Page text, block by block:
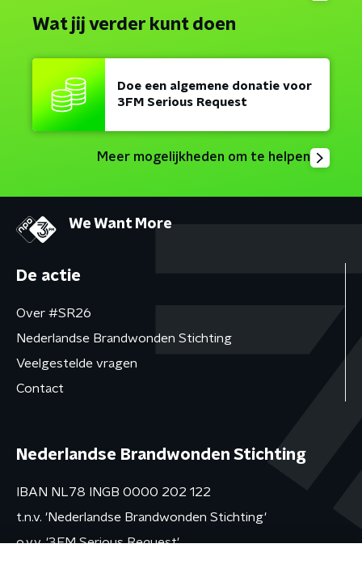
Wat jij verder kunt doen
Doe een algemene donatie voor
3FM Serious Request
Meer mogelijkheden om te helpen
We Want More
De actie
Over #SR26
Nederlandse Brandwonden Stichting
Veelgestelde vragen
Contact
Nederlandse Brandwonden Stichting
IBAN NL78 INGB 0000 202 122
t.n.v. 'Nederlandse Brandwonden Stichting'
o.v.v. '3FM Serious Request'